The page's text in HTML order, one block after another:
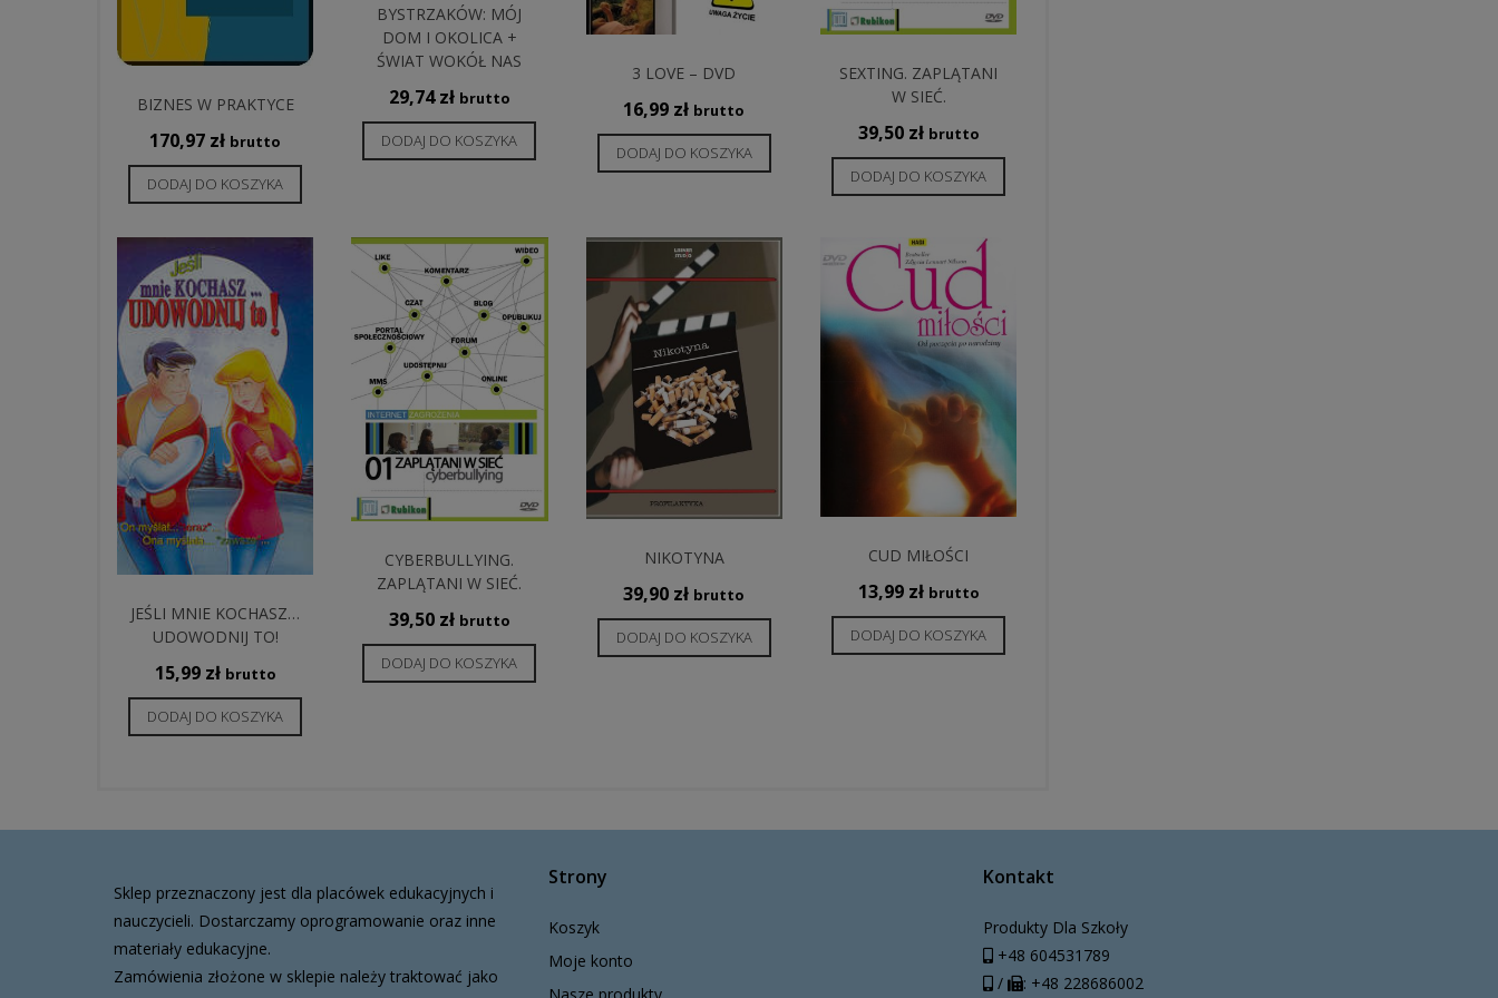
BIZNES W PRAKTYCE
170,97 zł brutto
DODAJ DO KOSZYKA
BYSTRZAKÓW: MÓJ
DOM I OKOLICA +
ŚWIAT WOKÓŁ NAS
29,74zł brutto
DODAJ DO KOSZYKA
3 LOVE – DVD
16,99 zł brutto
DODAJ DO KOSZYKA
SEXTING. ZAPLĄTANI
W SIEĆ.
39,50 zł brutto
DODAJ DO KOSZYKA
JEŚLI MNIE KOCHASZ…
UDOWODNIJ TO!
15,99 zł brutto
DODAJ DO KOSZYKA
CYBERBULLYING.
ZAPLĄTANI W SIEĆ.
39,50 zł brutto
DODAJ DO KOSZYKA
NIKOTYNA
39,90 zł brutto
DODAJ DO KOSZYKA
CUD MIŁOŚCI
13,99 zł brutto
DODAJ DO KOSZYKA
Sklep przeznaczony jest dla placówek edukacyjnych i
nauczycieli. Dostarczamy oprogramowanie oraz inne
materiały edukacyjne.
Zamówienia złożone w sklepie należy traktować jako
Strony
Koszyk
Moje konto
Nasze produkty
Kontakt
Produkty Dla Szkoły
+48 604531789
/
: +48 228686002